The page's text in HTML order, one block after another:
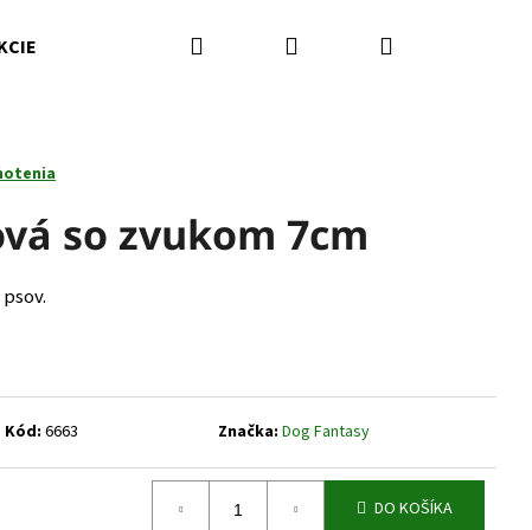
Kamenná predajňa Kontakty
Hľadať PrihlásenieNákupný
so zvukom 7cm
Kód: 6663 Značka: Dog Fantasy
DO KOŠÍKA
Nasledujúce